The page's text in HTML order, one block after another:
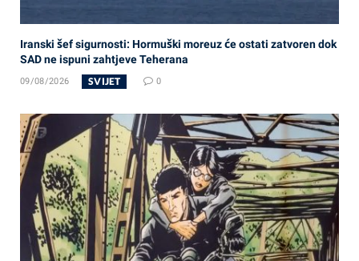
Iranski šef sigurnosti: Hormuški moreuz će ostati zatvoren dok
SAD ne ispuni zahtjeve Teherana
09/08/2026 SVIJET 0